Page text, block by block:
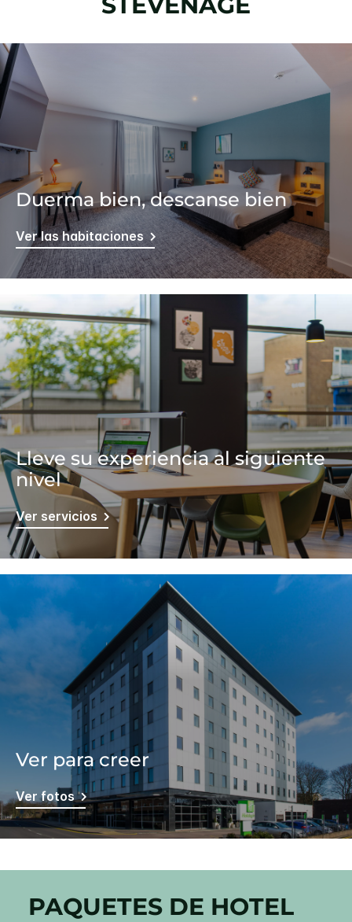
Duerma bien, descanse bien
Ver las habitaciones
Lleve su experiencia al siguiente
nivel
Ver servicios
Ver para creer
Ver fotos
PAQUETES DE HOTEL